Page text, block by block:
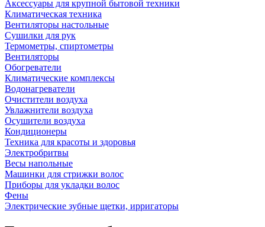
Аксессуары для крупной бытовой техники
Климатическая техника
Вентиляторы настольные
Сушилки для рук
Термометры, спиртометры
Вентиляторы
Обогреватели
Климатические комплексы
Водонагреватели
Очистители воздуха
Увлажнители воздуха
Осушители воздуха
Кондиционеры
Техника для красоты и здоровья
Электробритвы
Весы напольные
Машинки для стрижки волос
Приборы для укладки волос
Фены
Электрические зубные щетки, ирригаторы